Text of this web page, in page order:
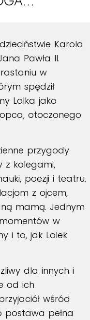
Karola
Pawła II.
w
spędził
Lolka jako
otoczonego
przygody
z kolegami,
poezji i teatru.
z ojcem,
mamą. Jednym
w
i to, jak Lolek
dla innych i
od ich
wśród
postawa pełna